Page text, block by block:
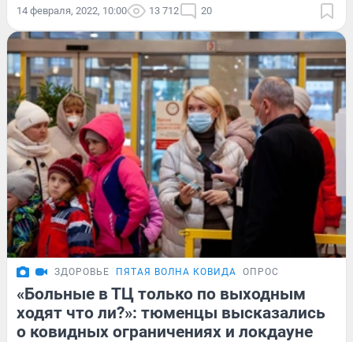
14 февраля, 2022, 10:00 13 712 20
ЗДОРОВЬЕ ПЯТАЯ ВОЛНА КОВИДА ОПРОС
«Больные в ТЦ только по выходным
ходят что ли?»: тюменцы высказались
о ковидных ограничениях и локдауне